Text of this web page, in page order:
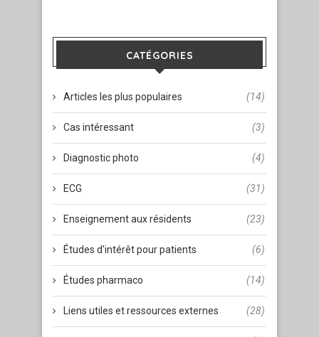
CATÉGORIES
Articles les plus populaires (14)
Cas intéressant (3)
Diagnostic photo (4)
ECG (31)
Enseignement aux résidents (23)
Études d'intérêt pour patients (6)
Études pharmaco (14)
Liens utiles et ressources externes (28)